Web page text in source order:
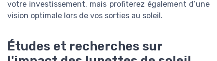
votre investissement, mais profiterez également d’une
vision optimale lors de vos sorties au soleil.
Études et recherches sur